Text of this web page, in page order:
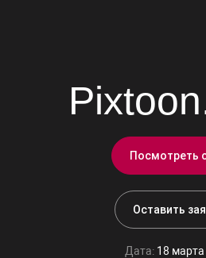
Посмотреть
Оставить
Дата: 18